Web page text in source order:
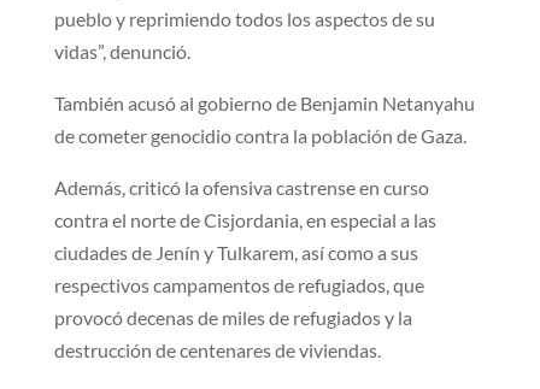
pueblo y reprimiendo todos los aspectos de su
vidas”, denunció.
También acusó al gobierno de Benjamin Netanyahu
de cometer genocidio contra la población de Gaza.
Además, criticó la ofensiva castrense en curso
contra el norte de Cisjordania, en especial a las
ciudades de Jenín y Tulkarem, así como a sus
respectivos campamentos de refugiados, que
provocó decenas de miles de refugiados y la
destrucción de centenares de viviendas.